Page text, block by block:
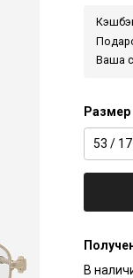
Ваша
Размер
53 /
В